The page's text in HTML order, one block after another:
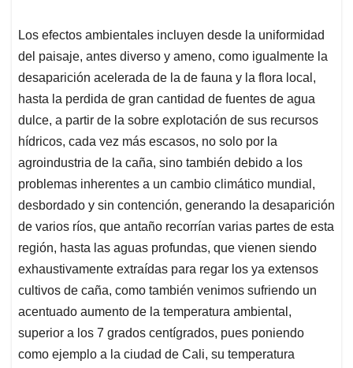
Los efectos ambientales incluyen desde la uniformidad
del paisaje, antes diverso y ameno, como igualmente la
desaparición acelerada de la de fauna y la flora local,
hasta la perdida de gran cantidad de fuentes de agua
dulce, a partir de la sobre explotación de sus recursos
hídricos, cada vez más escasos, no solo por la
agroindustria de la caña, sino también debido a los
problemas inherentes a un cambio climático mundial,
desbordado y sin contención, generando la desaparición
de varios ríos, que antaño recorrían varias partes de esta
región, hasta las aguas profundas, que vienen siendo
exhaustivamente extraídas para regar los ya extensos
cultivos de caña, como también venimos sufriendo un
acentuado aumento de la temperatura ambiental,
superior a los 7 grados centígrados, pues poniendo
como ejemplo a la ciudad de Cali, su temperatura